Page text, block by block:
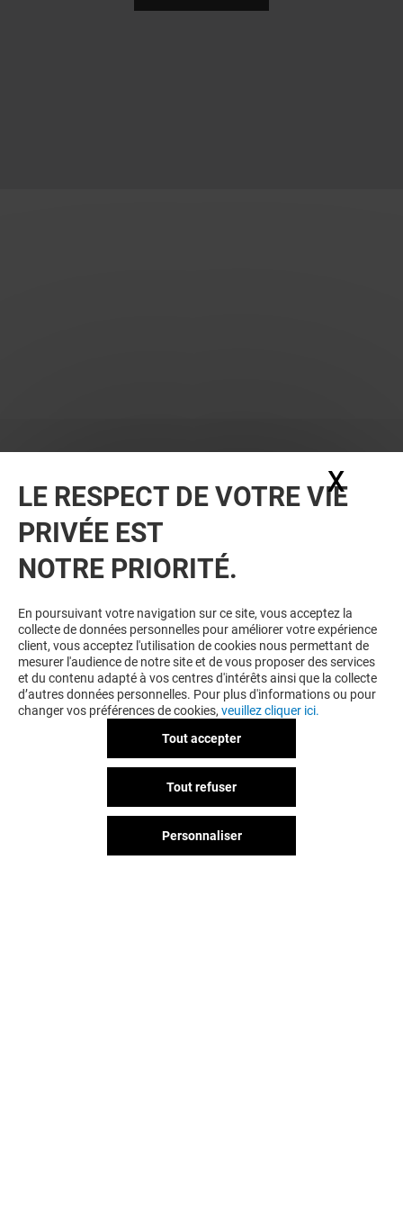
VOUS EN VOULEZ PLUS ? VOUS
AIMEREZ PEUT-ÊTRE
LE RESPECT DE VOTRE VIE
PRIVÉE EST
NOTRE PRIORITÉ.
En poursuivant votre navigation sur ce site, vous acceptez la
collecte de données personnelles pour améliorer votre expérience
client, vous acceptez l'utilisation de cookies nous permettant de
mesurer l'audience de notre site et de vous proposer des services
et du contenu adapté à vos centres d'intérêts ainsi que la collecte
d’autres données personnelles. Pour plus d'informations ou pour
changer vos préférences de cookies, veuillez cliquer ici.
Tout accepter
Tout refuser
Personnaliser
X